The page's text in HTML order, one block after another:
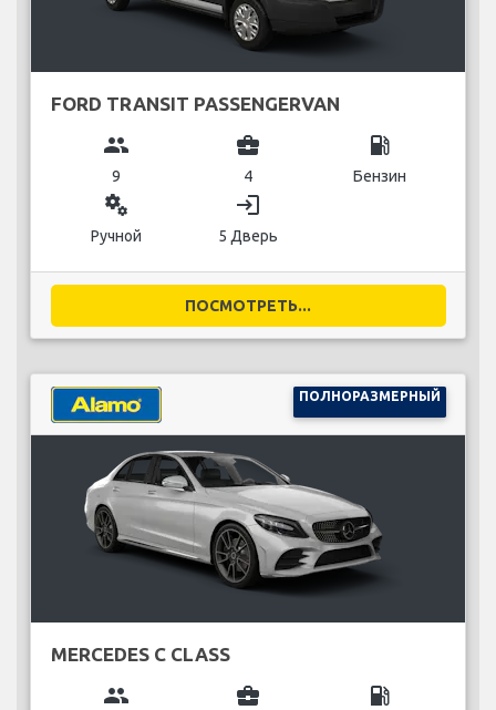
FORD TRANSIT PASSENGERVAN
group
9
business_center
4
local_gas_station
Бензин
miscellaneous_services
Ручной
login
5 Дверь
ПОСМОТРЕТЬ...
ПОЛНОРАЗМЕРНЫЙ
MERCEDES C CLASS
group business_center local_gas_station